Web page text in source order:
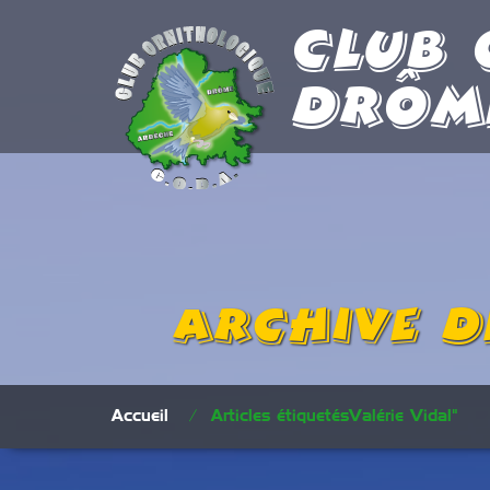
Club
Archive
Accueil / Articles étiquetésValérie Vidal"